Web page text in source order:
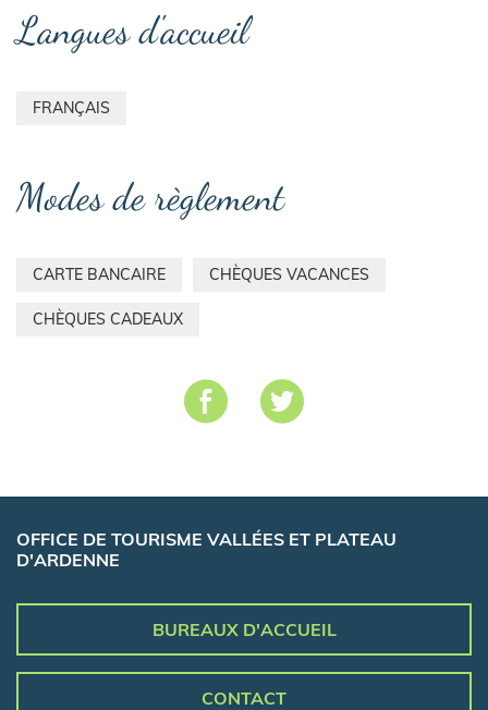
Langues d'accueil
FRANÇAIS
Modes de règlement
CARTE BANCAIRE CHÈQUES VACANCES
CHÈQUES CADEAUX
OFFICE DE TOURISME VALLÉES ET PLATEAU
D'ARDENNE
BUREAUX D'ACCUEIL
CONTACT